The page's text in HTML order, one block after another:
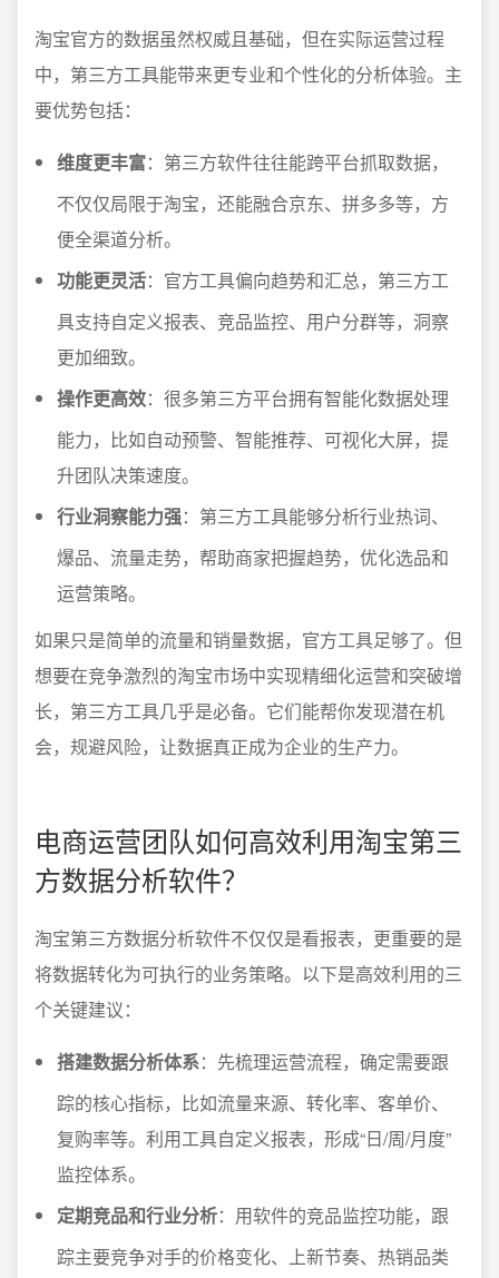
淘宝官方的数据虽然权威且基础，但在实际运营过程
中，第三方工具能带来更专业和个性化的分析体验。主
要优势包括：
维度更丰富：第三方软件往往能跨平台抓取数据，
不仅仅局限于淘宝，还能融合京东、拼多多等，方
便全渠道分析。
功能更灵活：官方工具偏向趋势和汇总，第三方工
具支持自定义报表、竞品监控、用户分群等，洞察
更加细致。
操作更高效：很多第三方平台拥有智能化数据处理
能力，比如自动预警、智能推荐、可视化大屏，提
升团队决策速度。
行业洞察能力强：第三方工具能够分析行业热词、
爆品、流量走势，帮助商家把握趋势，优化选品和
运营策略。
如果只是简单的流量和销量数据，官方工具足够了。但
想要在竞争激烈的淘宝市场中实现精细化运营和突破增
长，第三方工具几乎是必备。它们能帮你发现潜在机
会，规避风险，让数据真正成为企业的生产力。
电商运营团队如何高效利用淘宝第三
方数据分析软件？
淘宝第三方数据分析软件不仅仅是看报表，更重要的是
将数据转化为可执行的业务策略。以下是高效利用的三
个关键建议：
搭建数据分析体系：先梳理运营流程，确定需要跟
踪的核心指标，比如流量来源、转化率、客单价、
复购率等。利用工具自定义报表，形成“日/周/月度”
监控体系。
定期竞品和行业分析：用软件的竞品监控功能，跟
踪主要竞争对手的价格变化、上新节奏、热销品类